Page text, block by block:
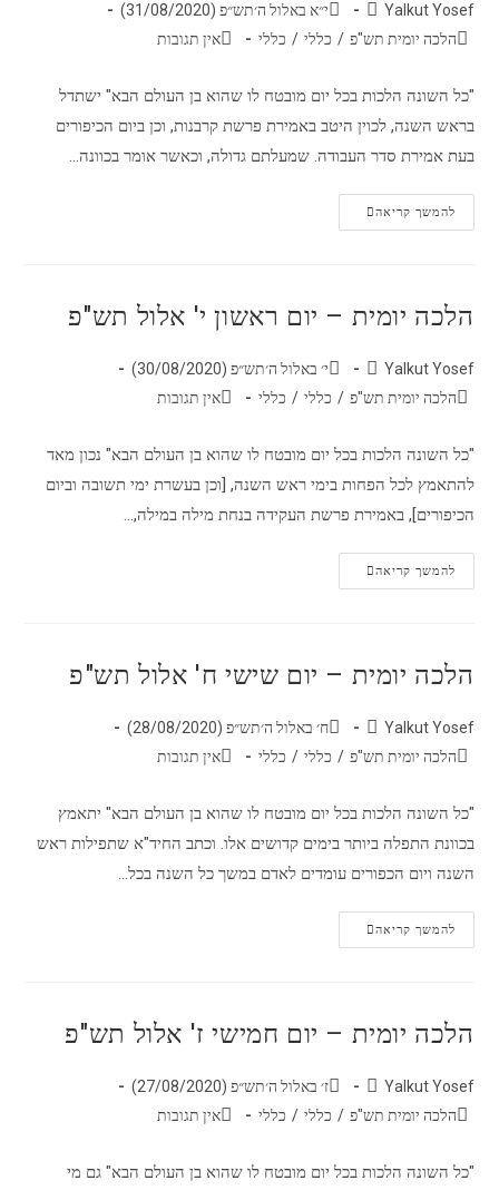
Yalkut Yosef
י״א באלול ה׳תש״פ (31/08/2020)
הלכה יומית תש"פ / כללי / כללי אין תגובות
"כל השונה הלכות בכל יום מובטח לו שהוא בן העולם הבא" ישתדל
בראש השנה, לכוין היטב באמירת פרשת קרבנות, וכן ביום הכיפורים
בעת אמירת סדר העבודה. שמעלתם גדולה, וכאשר אומר בכוונה…
להמשך קריאה
הלכה יומית – יום ראשון י' אלול תש"פ
Yalkut Yosef
י׳ באלול ה׳תש״פ (30/08/2020)
הלכה יומית תש"פ / כללי / כללי אין תגובות
"כל השונה הלכות בכל יום מובטח לו שהוא בן העולם הבא" נכון מאד
להתאמץ לכל הפחות בימי ראש השנה, [וכן בעשרת ימי תשובה וביום
הכיפורים], באמירת פרשת העקידה בנחת מילה במילה,…
להמשך קריאה
הלכה יומית – יום שישי ח' אלול תש"פ
Yalkut Yosef
ח׳ באלול ה׳תש״פ (28/08/2020)
הלכה יומית תש"פ / כללי / כללי אין תגובות
"כל השונה הלכות בכל יום מובטח לו שהוא בן העולם הבא" יתאמץ
בכוונת התפלה ביותר בימים קדושים אלו. וכתב החיד"א שתפילות ראש
השנה ויום הכפורים עומדים לאדם במשך כל השנה בכל…
להמשך קריאה
הלכה יומית – יום חמישי ז' אלול תש"פ
Yalkut Yosef
ז׳ באלול ה׳תש״פ (27/08/2020)
הלכה יומית תש"פ / כללי / כללי אין תגובות
"כל השונה הלכות בכל יום מובטח לו שהוא בן העולם הבא" גם מי